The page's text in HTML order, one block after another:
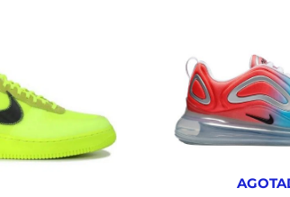
64,95 €.60,45